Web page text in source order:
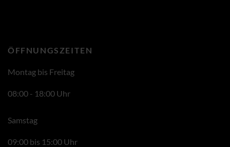
ÖFFNUNGSZEITEN
Montag bis Freitag
08:00 - 18:00 Uhr
Samstag
09:00 bis 15:00 Uhr